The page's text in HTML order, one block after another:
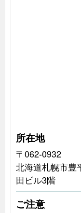
所在地
〒062-0932
北海道札幌市豊
田ビル3階
ご注意